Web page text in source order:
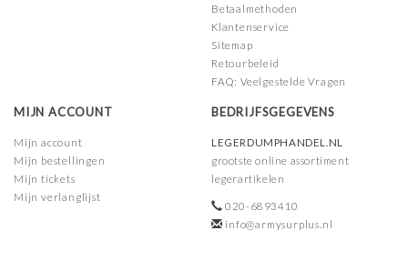
Betaalmethoden
Klantenservice
Sitemap
Retourbeleid
FAQ: Veelgestelde Vragen
MIJN ACCOUNT
Mijn account
Mijn bestellingen
Mijn tickets
Mijn verlanglijst
BEDRIJFSGEGEVENS
LEGERDUMPHANDEL.NL
grootste online assortiment
legerartikelen
020-6893410
info@armysurplus.nl